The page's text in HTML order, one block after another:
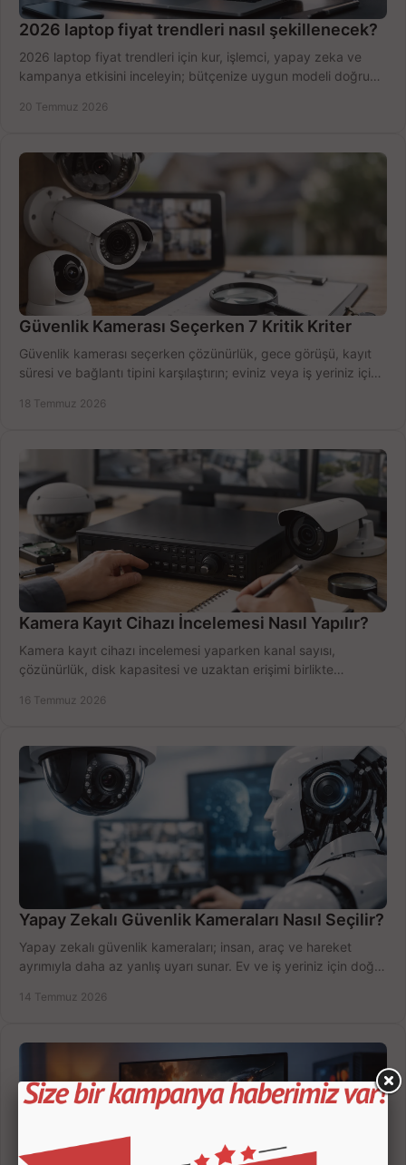
2026 laptop fiyat trendleri nasıl şekillenecek?
2026 laptop fiyat trendleri için kur, işlemci, yapay zeka ve
kampanya etkisini inceleyin; bütçenize uygun modeli doğru
20 Temmuz 2026
Güvenlik Kamerası Seçerken 7 Kritik Kriter
Güvenlik kamerası seçerken çözünürlük, gece görüşü, kayıt
süresi ve bağlantı tipini karşılaştırın; eviniz veya iş yeriniz için
18 Temmuz 2026
Kamera Kayıt Cihazı İncelemesi Nasıl Yapılır?
Kamera kayıt cihazı incelemesi yaparken kanal sayısı,
çözünürlük, disk kapasitesi ve uzaktan erişimi birlikte
16 Temmuz 2026
Yapay Zekalı Güvenlik Kameraları Nasıl Seçilir?
Yapay zekalı güvenlik kameraları; insan, araç ve hareket
ayrımıyla daha az yanlış uyarı sunar. Ev ve iş yeriniz için doğru
14 Temmuz 2026